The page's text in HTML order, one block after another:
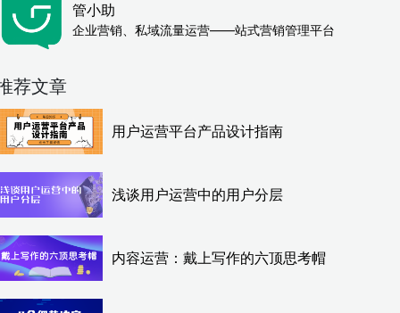
管小助
企业营销、私域流量运营——站式营销管理平台
荐文章
用户运营平台产品设计指南
浅谈用户运营中的用户分层
内容运营：戴上写作的六顶思考帽